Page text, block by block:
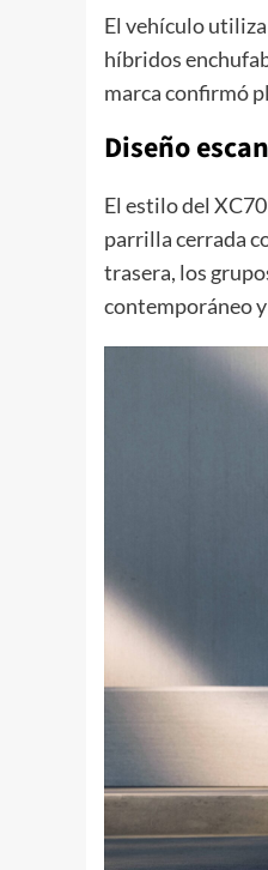
El vehículo
híbridos
marca confirmó
Diseño
El estilo del
parrilla cerrada
trasera, los
contemporáneo